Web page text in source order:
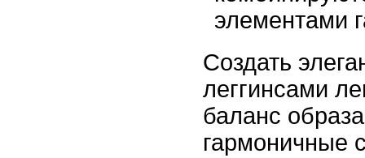
элементами
Создать
леггинсами
баланс
гармоничные